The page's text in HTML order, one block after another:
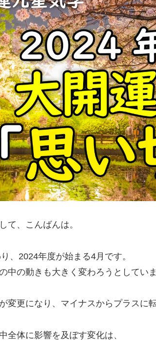
て、こんばんは。
、2024年度が始まる4月です。
中の動きも大きく変わろうとしていま
変更になり、マイナスからプラスに転
全体に影響を及ぼす変化は、